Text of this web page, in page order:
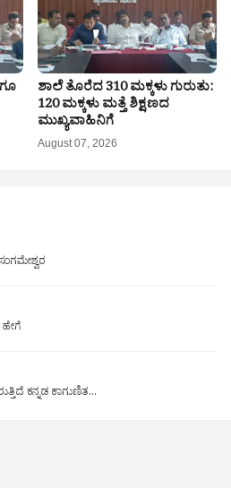
ಶಾಲೆ ತೊರೆದ 310 ಮಕ್ಕಳು ಗುರುತು:
120 ಮಕ್ಕಳು ಮತ್ತೆ ಶಿಕ್ಷಣದ
ಮುಖ್ಯವಾಹಿನಿಗೆ
August 07, 2026
ಕನ್ನಡ ಕಾಗುಣಿತ...